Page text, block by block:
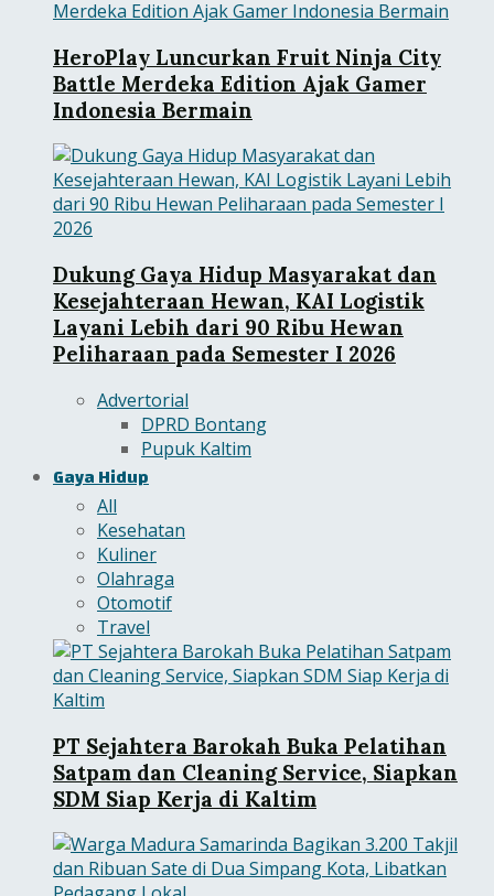
HeroPlay Luncurkan Fruit Ninja City
Battle Merdeka Edition Ajak Gamer
Indonesia Bermain
Dukung Gaya Hidup Masyarakat dan
Kesejahteraan Hewan, KAI Logistik
Layani Lebih dari 90 Ribu Hewan
Peliharaan pada Semester I 2026
Advertorial
DPRD Bontang
Pupuk Kaltim
Gaya Hidup
All
Kesehatan
Kuliner
Olahraga
Otomotif
Travel
PT Sejahtera Barokah Buka Pelatihan
Satpam dan Cleaning Service, Siapkan
SDM Siap Kerja di Kaltim